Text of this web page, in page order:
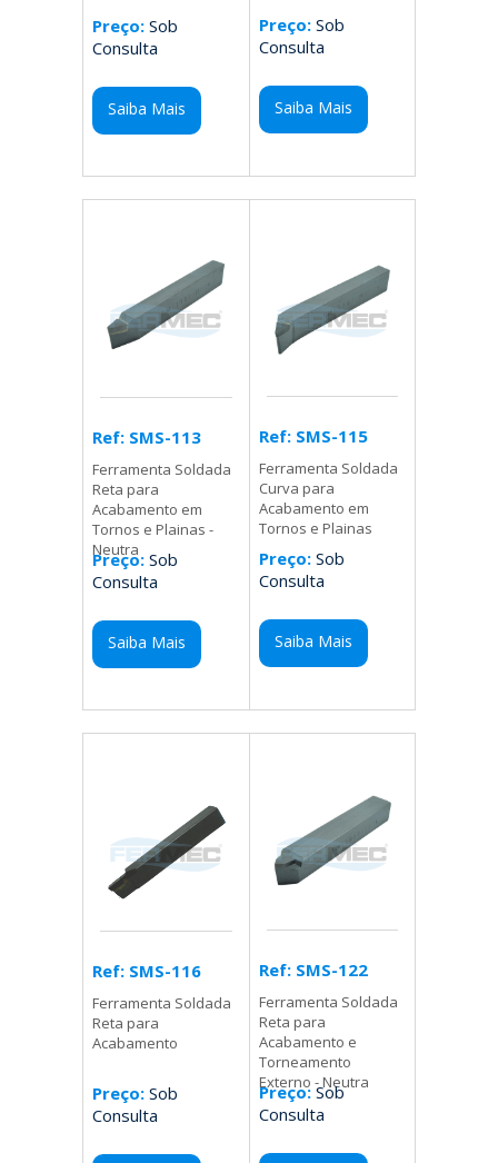
Preço: Sob
Consulta
Saiba Mais
Preço:Sob
Consulta
Saiba Mais
Ref: SMS-113
Ferramenta Soldada
Reta para
Acabamento em
Tornos e Plainas -
Neutra
Preço: Sob
Consulta
Saiba Mais
Ref: SMS-115
Ferramenta Soldada
Curva para
Acabamento em
Tornos e Plainas
Preço:Sob
Consulta
Saiba Mais
Ref: SMS-116
Ferramenta Soldada
Reta para
Acabamento
Preço: Sob
Consulta
Ref: SMS-122
Ferramenta Soldada
Reta para
Acabamento e
Torneamento
Externo - Neutra
Preço:Sob
Consulta